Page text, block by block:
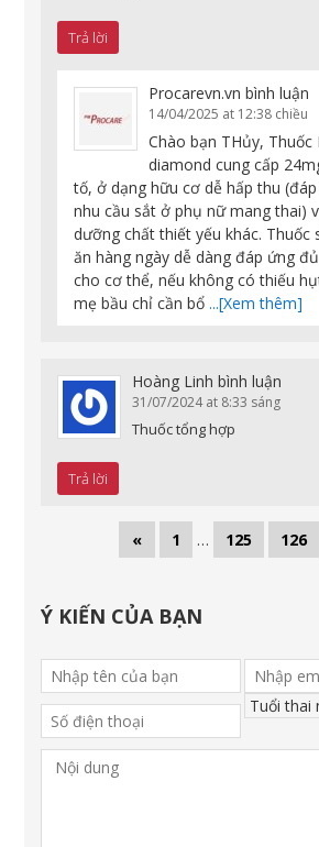
Trả lời
Procarevn.vn bình luận
14/04/2025 at 12:38 chiều
Chào bạn THủy, Thuốc
diamond cung cấp
tố, ở dạng hữu cơ dễ hấp thu
nhu cầu sắt ở phụ nữ mang thai)
dưỡng chất thiết yếu khác. Thuốc
ăn hàng ngày dễ dàng đáp ứng
cho cơ thể, nếu không có thiếu
mẹ bầu chỉ cần bổ ...[Xem thêm]
Hoàng Linh bình luận
31/07/2024 at 8:33 sáng
Thuốc tổng hợp
Trả lời
« 1 … 125 126
Ý KIẾN CỦA BẠN